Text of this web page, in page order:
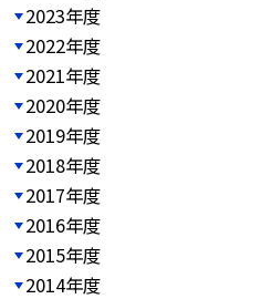
2023年度
2022年度
2021年度
2020年度
2019年度
2018年度
2017年度
2016年度
2015年度
2014年度